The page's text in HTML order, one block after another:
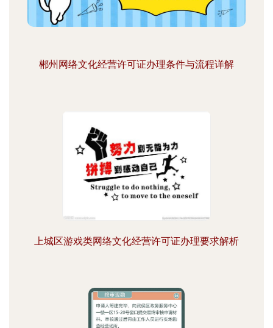
郴州网络文化经营许可证办理条件与流程详解
上城区游戏类网络文化经营许可证办理要求解析